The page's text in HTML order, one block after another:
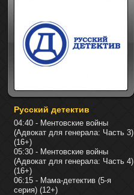
Русский детектив
04:40 - Ментовские войны
(Адвокат для генерала: Часть 3)
(16+)
05:30 - Ментовские войны
(Адвокат для генерала: Часть 4)
(16+)
06:15 - Мама-детектив (5-я
серия) (12+)